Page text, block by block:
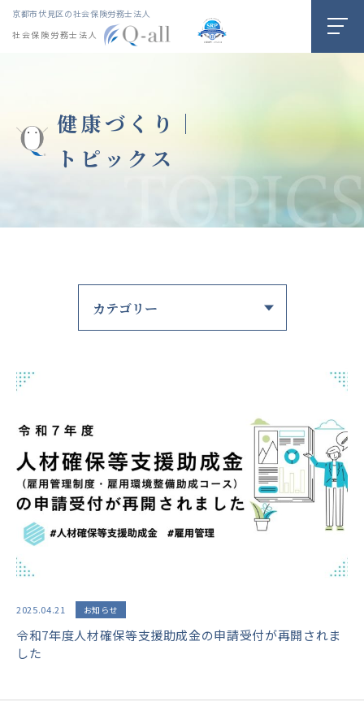
京都市伏見区の社会保険労務士法人
社会保険労務士法人
健康づくり｜
トピックス
2025.04.21 お知らせ
令和7年度人材確保等支援助成金の申請受付が再開されま
した